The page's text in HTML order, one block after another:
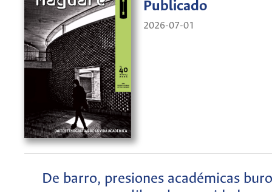
Publicado
2026-07-01
De barro, presiones académicas